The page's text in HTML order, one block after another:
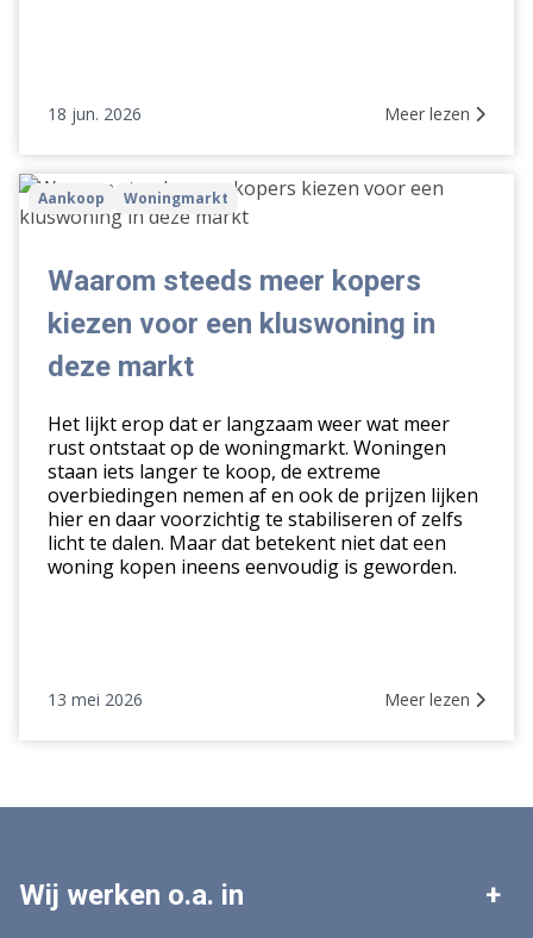
18 jun. 2026 Meer lezen
Waarom
steeds
kopers
voor
een
deze
markt
Aankoop Woningmarkt
Waarom steeds meer kopers
kiezen voor een kluswoning in
deze markt
Het lijkt erop dat er langzaam weer wat meer
rust ontstaat op de woningmarkt. Woningen
staan iets langer te koop, de extreme
overbiedingen nemen af en ook de prijzen lijken
hier en daar voorzichtig te stabiliseren of zelfs
licht te dalen. Maar dat betekent niet dat een
woning kopen ineens eenvoudig is geworden.
13 mei 2026 Meer lezen
Wij werken o.a. in